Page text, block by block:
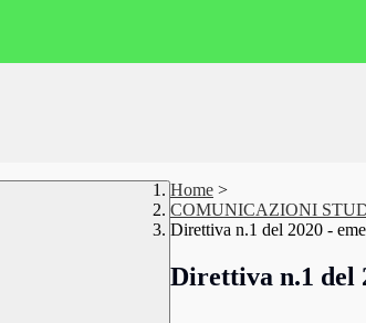
Home >
COMUNICAZIONI
Direttiva n.1 del 2020 -
Direttiva n.1 del